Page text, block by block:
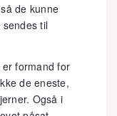
de kunne
til
formand for
de eneste,
Også i